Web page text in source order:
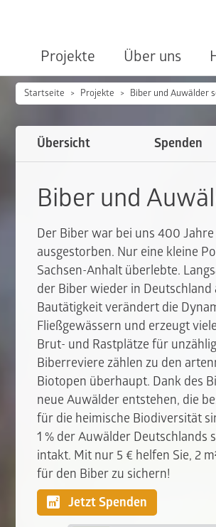
Projekte Über uns
Startseite Projekte Biber und Auwälder
Übersicht Spenden
Biber und
Der Biber war bei uns 400
ausgestorben. Nur eine kleine
Sachsen-Anhalt überlebte.
der Biber wieder in Deutschland
Bautätigkeit verändert die
Fließgewässern und erzeugt
Brut- und Rastplätze für
Biberreviere zählen zu den
Biotopen überhaupt. Dank des
neue Auwälder entstehen, die
für die heimische Biodiversität
1 % der Auwälder Deutschlands
intakt. Mit nur 5 € helfen Sie, 2
für den Biber zu sichern!
Jetzt Spenden